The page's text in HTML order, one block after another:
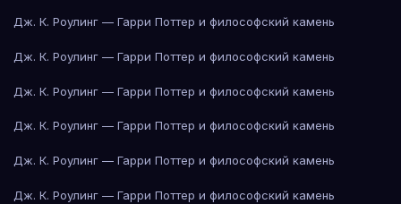
Дж. К. Роулинг — Гарри Поттер и философский камень
Дж. К. Роулинг — Гарри Поттер и философский камень
Дж. К. Роулинг — Гарри Поттер и философский камень
Дж. К. Роулинг — Гарри Поттер и философский камень
Дж. К. Роулинг — Гарри Поттер и философский камень
Дж. К. Роулинг — Гарри Поттер и философский камень